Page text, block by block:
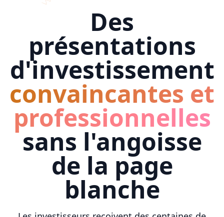
Des
présentations
d'investissement
convaincantes et
professionnelles
sans l'angoisse
de la page
blanche